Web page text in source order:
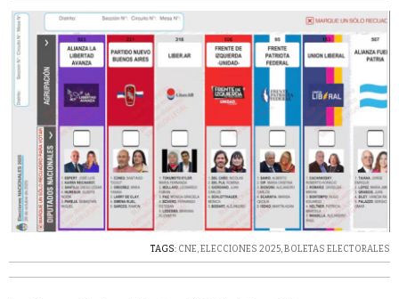
TAGS: CNE,ELECCIONES 2025,BOLETAS ELECTORALES